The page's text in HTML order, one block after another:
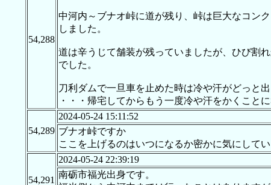
54,288
中河内～ブナオ峠に道が残り、峠は巨大なコン
しました。
道は辛うじて舗装が残っていましたが、ひび割
でした。
刀利ダムで一旦車を止めた時は冷や汗がどっと出
・・・帰宅してからもう一度冷や汗をかくこと
54,289
2024-05-24 15:11:52
ブナオ峠ですか
ここを上げるのはいつになるか密かに気にして
54,291
2024-05-24 22:39:19
南砺市福光出身です。